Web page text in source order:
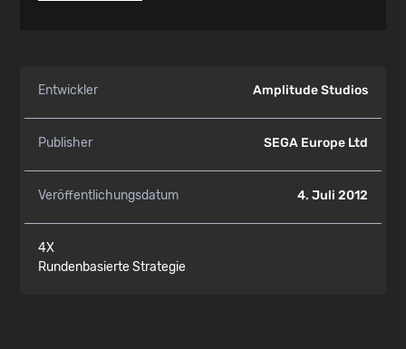
Entwickler Amplitude Studios
Publisher SEGA Europe Ltd
Veröffentlichungsdatum 4. Juli 2012
4X
Rundenbasierte Strategie